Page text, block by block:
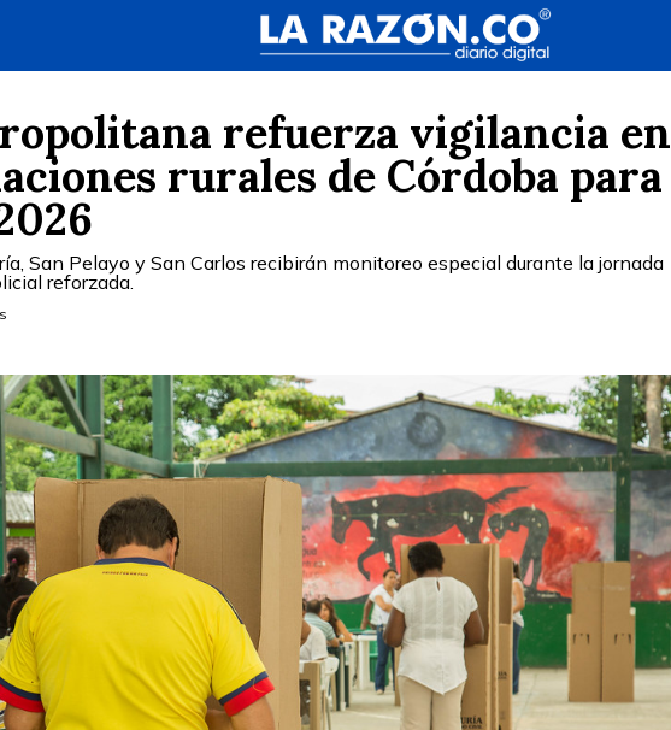
refuerza vigilancia en
rurales de Córdoba para
San Pelayo y San Carlos recibirán monitoreo especial durante la jornada
reforzada.